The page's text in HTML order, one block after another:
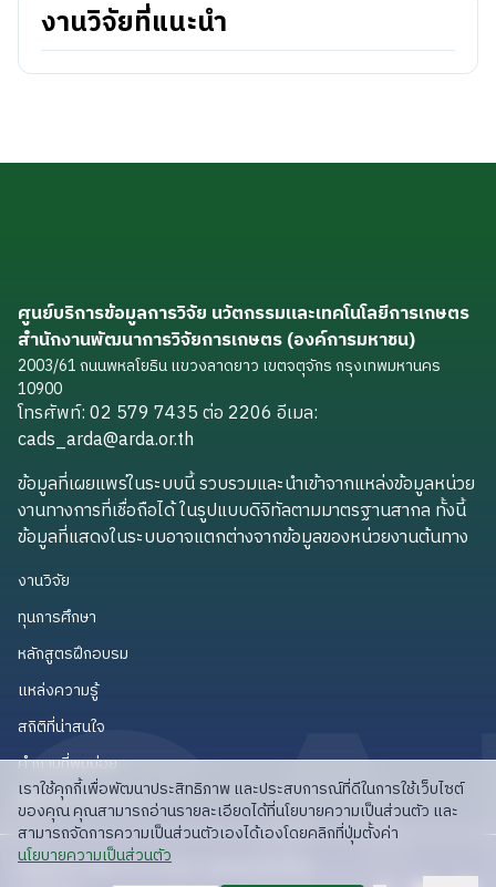
งานวิจัยที่แนะนำ
ศูนย์บริการข้อมูลการวิจัย นวัตกรรมและเทคโนโลยีการเกษตร
สำนักงานพัฒนาการวิจัยการเกษตร (องค์การมหาชน)
2003/61 ถนนพหลโยธิน แขวงลาดยาว เขตจตุจักร กรุงเทพมหานคร
10900
โทรศัพท์: 02 579 7435 ต่อ 2206 อีเมล:
cads_arda@arda.or.th
ข้อมูลที่เผยแพร่ในระบบนี้ รวบรวมและนำเข้าจากแหล่งข้อมูลหน่วย
งานทางการที่เชื่อถือได้ ในรูปแบบดิจิทัลตามมาตรฐานสากล ทั้งนี้
ข้อมูลที่แสดงในระบบอาจแตกต่างจากข้อมูลของหน่วยงานต้นทาง
งานวิจัย
ทุนการศึกษา
หลักสูตรฝึกอบรม
แหล่งความรู้แหล่งความรู้
สถิติที่น่าสนใจ
คำถามที่พบบ่อยคำถามที่พบบ่อย
API สำหรับนักพัฒนาAPI สำหรับนักพัฒนา
ลิขสิทธิ์ © 2025 สวก: สำนักงานพัฒนาการวิจัย
เราใช้คุกกี้เพื่อพัฒนาประสิทธิภาพ และประสบการณ์ที่ดีในการใช้เว็บไซต์
ของคุณ คุณสามารถอ่านรายละเอียดได้ที่นโยบายความเป็นส่วนตัว และ
สามารถจัดการความเป็นส่วนตัวเองได้เองโดยคลิกที่ปุ่มตั้งค่า
read privacy policy
นโยบายความเป็นส่วนตัว